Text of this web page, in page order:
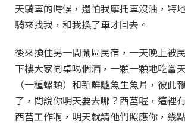
天騎車的時候，還怕我摩托車沒油，特
騎來找我，和我換了車才回去。
後來換住另一間鬧區民宿，一天晚上被
下樓大家同桌喝個酒，一顆一顆地吃當
（一種螺類）和新鮮鱸魚生魚片，彼此
了，問說你明天要去哪？西莒喔，這裡
西莒工作啊，明天就請他們照應你，幾